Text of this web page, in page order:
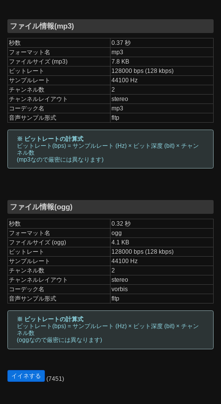
ファイル情報(mp3)
秒数
0.37 秒
フォーマット名
mp3
ファイルサイズ (mp3)
7.8 KB
ビットレート
128000 bps (128 kbps)
サンプルレート
44100 Hz
チャンネル数
2
チャンネルレイアウト
stereo
コーデック名
mp3
音声サンプル形式
fltp
※ ビットレートの計算式
ビットレート(bps) = サンプルレート (Hz) × ビット深度 (bit) × チャン
ネル数
(mp3なので厳密には異なります)
ファイル情報(ogg)
秒数
0.32 秒
フォーマット名
ogg
ファイルサイズ (ogg)
4.1 KB
ビットレート
128000 bps (128 kbps)
サンプルレート
44100 Hz
チャンネル数
2
チャンネルレイアウト
stereo
コーデック名
vorbis
音声サンプル形式
fltp
※ ビットレートの計算式
ビットレート(bps) = サンプルレート (Hz) × ビット深度 (bit) × チャン
ネル数
(oggなので厳密には異なります)
イイネする (7451)